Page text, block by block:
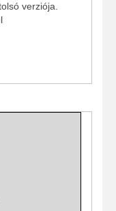
verziója.